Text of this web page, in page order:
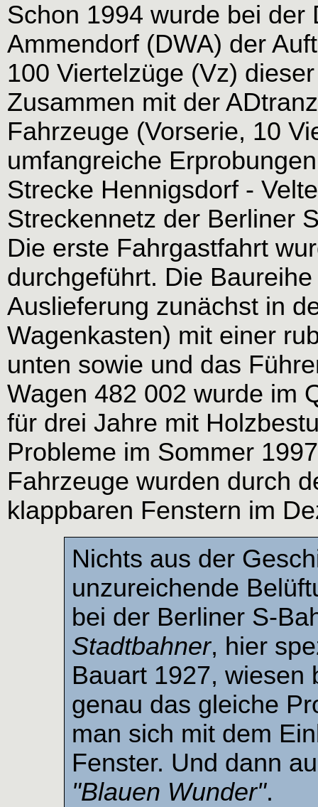
Schon 1994 wurde bei der
Ammendorf (DWA) der
100 Viertelzüge (Vz)
Zusammen mit der
Fahrzeuge (Vorserie, 10
umfangreiche
Strecke Hennigsdorf -
Streckennetz der Berliner
Die erste Fahrgastfahrt
durchgeführt. Die
Auslieferung zunächst in
Wagenkasten) mit einer
unten sowie und das
Wagen 482 002 wurde im
für drei Jahre mit
Probleme im Sommer
Fahrzeuge wurden durch
klappbaren Fenstern im
Nichts aus der
unzureichende
bei der Berliner S-
Stadtbahner, hier
Bauart 1927, wiesen
genau das gleiche
man sich mit dem
Fenster. Und dann
"Blauen Wunder".